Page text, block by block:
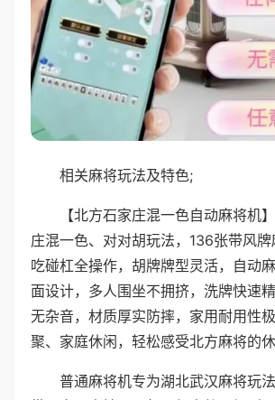
相关麻将玩法及特色;
【北方石家庄混一色自动麻将机
庄混一色、对对胡玩法，136张带风
吃碰杠全操作，胡牌牌型灵活，自动
面设计，多人围坐不拥挤，洗牌快速
无杂音，材质厚实防摔，家用耐用性
聚、家庭休闲，轻松感受北方麻将的休
普通麻将机专为湖北武汉麻将玩